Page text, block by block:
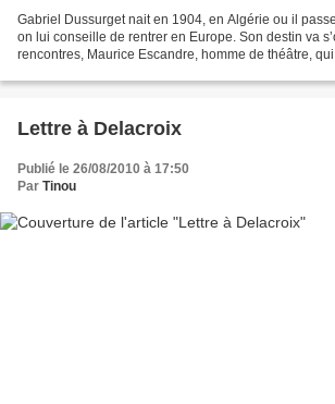
Gabriel Dussurget nait en 1904, en Algérie ou il
on lui conseille de rentrer en Europe. Son destin va
rencontres, Maurice Escandre, homme de théâtre,
Lettre à Delacroix
Publié le 26/08/2010 à 17:50
Par Tinou